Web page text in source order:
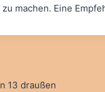
machen. Eine
13 draußen